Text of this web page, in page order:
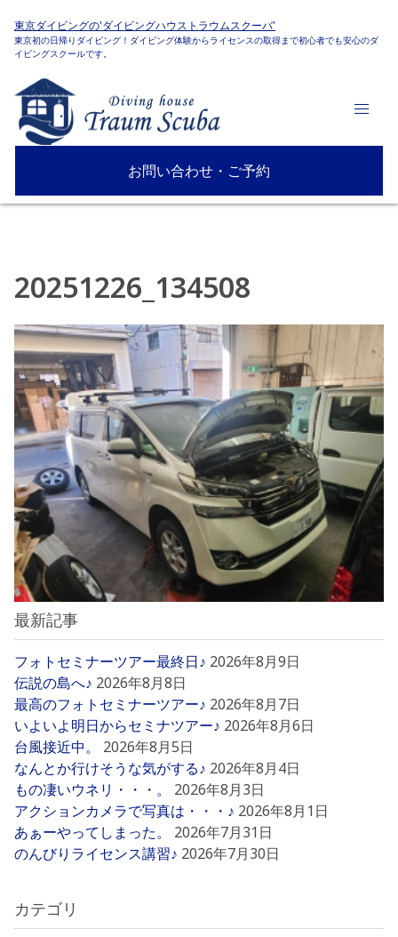
東京ダイビングの'ダイビングハウストラウムスクーバ'
東京初の日帰りダイビング！ダイビング体験からライセンスの取得まで初心者でも安心のダ
イビングスクールです。
お問い合わせ・ご予約
20251226_134508
最新記事
フォトセミナーツアー最終日♪ 2026年8月9日
伝説の島へ♪ 2026年8月8日
最高のフォトセミナーツアー♪ 2026年8月7日
いよいよ明日からセミナツアー♪ 2026年8月6日
台風接近中。
2026年8月5日
なんとか行けそうな気がする♪ 2026年8月4日
もの凄いウネリ・・・。
2026年8月3日
アクションカメラで写真は・・・♪ 2026年8月1日
あぁーやってしまった。
2026年7月31日
のんびりライセンス講習♪ 2026年7月30日
カテゴリ